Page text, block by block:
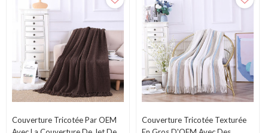
Couverture Tricotée Par OEM
Couverture Tricotée Texturée